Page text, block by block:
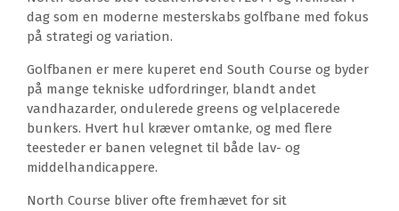
dag som en moderne mesterskabs golfbane med fokus
på strategi og variation.
Golfbanen er mere kuperet end South Course og byder
på mange tekniske udfordringer, blandt andet
vandhazarder, ondulerede greens og velplacerede
bunkers. Hvert hul kræver omtanke, og med flere
teesteder er banen velegnet til både lav- og
middelhandicappere.
North Course bliver ofte fremhævet for sit